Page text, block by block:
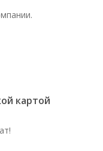
картой